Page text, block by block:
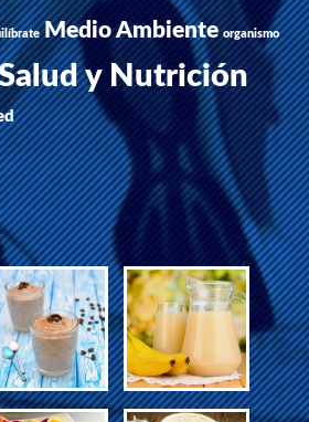
Medio Ambiente organismo
y Nutrición